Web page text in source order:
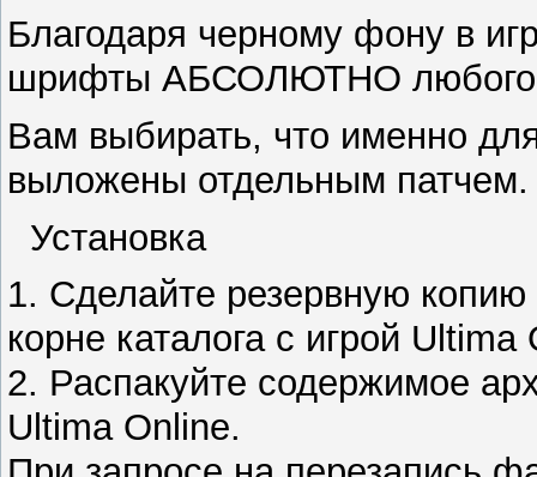
Благодаря черному фону в
шрифты АБСОЛЮТНО любого
Вам выбирать, что именно
выложены отдельным патчем.
Установка
1. Сделайте резервную
корне каталога с игрой Ultima
2. Распакуйте содержимое
Ultima Online.